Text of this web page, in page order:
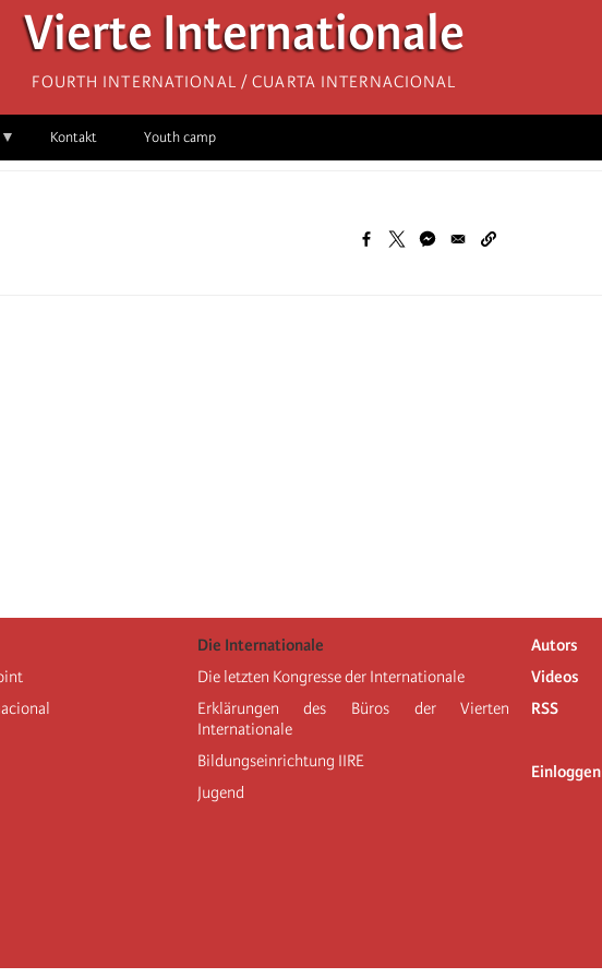
Vierte Internationale
Fourth International / Cuarta Internacional
Kontakt Youth camp
Die Internationale
Die letzten Kongresse der Internationale
Erklärungen des Büros der Vierten
Internationale
Bildungseinrichtung IIRE
Jugend
Autors
Videos
RSS
Einloggen